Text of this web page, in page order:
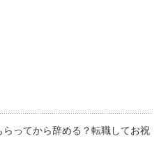
らってから辞める？転職してお祝